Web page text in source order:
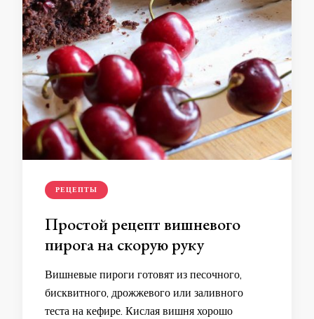
РЕЦЕПТЫ
Простой рецепт вишневого
пирога на скорую руку
Вишневые пироги готовят из песочного,
бисквитного, дрожжевого или заливного
теста на кефире. Кислая вишня хорошо